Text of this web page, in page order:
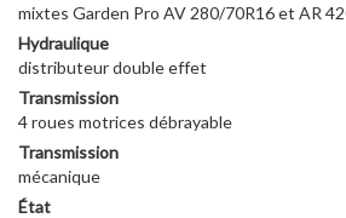
mixtes Garden Pro AV 280/70R16 et AR
Hydraulique
distributeur double effet
Transmission
4 roues motrices débrayable
Transmission
mécanique
État